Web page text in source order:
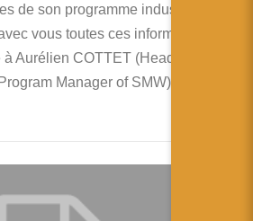
de son programme industriel
vous toutes ces informations
Aurélien COTTET (Head of SMW)
Manager of SMW) de nous